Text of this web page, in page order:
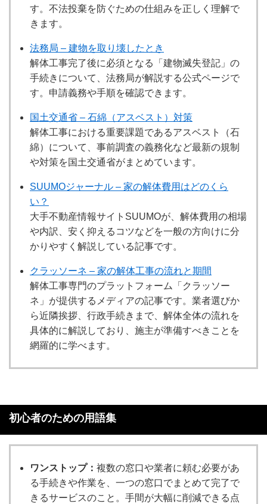
す。不法投棄を防ぐための仕組みを正しく理解で
きます。
法務局 – 建物を取り壊したとき
解体工事完了後に必須となる「建物滅失登記」の
手続きについて、法務局が解説する公式ページで
す。申請義務や手順を確認できます。
国土交通省 – 石綿（アスベスト）対策
解体工事における重要課題であるアスベスト（石
綿）について、事前調査の義務化など最新の規制
や対策を国土交通省がまとめています。
SUUMOジャーナル – 家の解体費用はどのくら
い？
大手不動産情報サイトSUUMOが、解体費用の相場
や内訳、安く抑えるコツなどを一般の方向けに分
かりやすく解説している記事です。
クラッソーネ – 家の解体工事の流れと期間
解体工事専門のプラットフォーム「クラッソー
ネ」が提供するメディアの記事です。業者選びか
ら近隣挨拶、行政手続きまで、解体全体の流れを
具体的に解説しており、施主が準備すべきことを
網羅的に学べます。
初心者のための用語集
ワンストップ： 複数の窓口や業者に頼む必要があ
る手続きや作業を、一つの窓口でまとめて完了で
きるサービスのこと。手間が大幅に削減できる点